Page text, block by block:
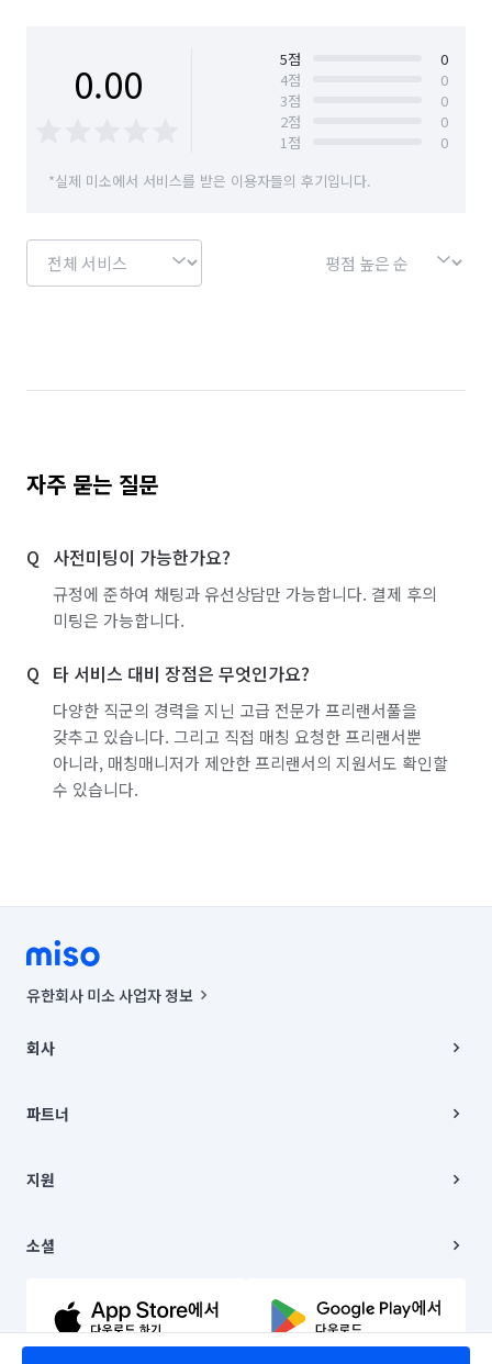
0.00 5점
0
4점
0
3점
0
2점
0
1점
0
*실제 미소에서 서비스를 받은 이용자들의 후기입니다.
자주 묻는 질문
사전미팅이 가능한가요?
규정에 준하여 채팅과 유선상담만 가능합니다. 결제 후의
미팅은 가능합니다.
타 서비스 대비 장점은 무엇인가요?
다양한 직군의 경력을 지닌 고급 전문가 프리랜서풀을
갖추고 있습니다. 그리고 직접 매칭 요청한 프리랜서뿐
아니라, 매칭매니저가 제안한 프리랜서의 지원서도 확인할
수 있습니다.
유한회사 미소 사업자 정보
00019 |
주소 | 본사: 서울특별시 종로구 율곡로 6(중학동, 트윈트리빌딩) B동 5층
컨택센터 : 서울특별시 종로구 수송동 율곡로 24, 7층, 8층 미소
상품, 상품정보, 거래에 관한 의무와 책임은 거래당사자에게 있습니다.
언론 보도 관련 문의:
© 유한회사 미소. Miso, Inc. All Rights Reserved.
회사
채용
파트너
이사
지원
이용약관
문의하기
소셜
유튜브